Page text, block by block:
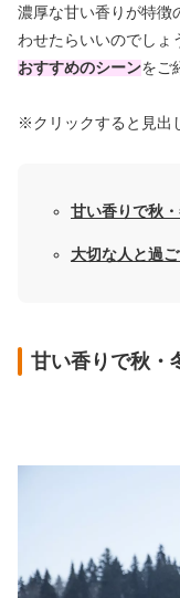
濃厚な甘い香りが特徴
わせたらいいのでしょ
おすすめのシーンをご
※クリックすると見出
甘い香りで秋
大切な人と過
甘い香りで秋・